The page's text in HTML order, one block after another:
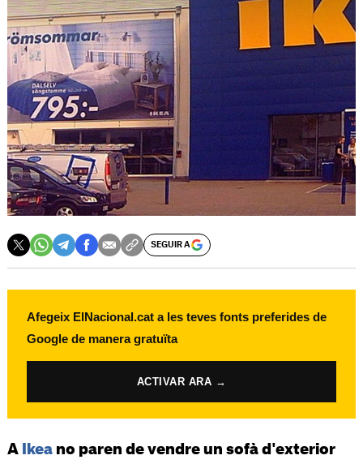
SEGUIR A
Afegeix ElNacional.cat a les teves fonts preferides de
Google de manera gratuïta
ACTIVAR ARA →
A Ikeano paren de vendre un sofà d'exterior